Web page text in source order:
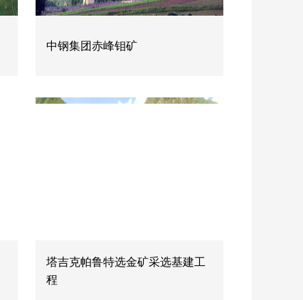
中钢集团赤峰钼矿
塔吉克帕鲁特选金矿采选基建工
程